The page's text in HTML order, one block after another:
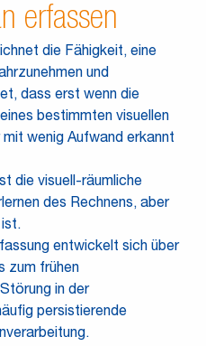
erfassen
die Fähigkeit, eine
und
dass erst wenn die
bestimmten visuellen
wenig Aufwand erkannt
die visuell-räumliche
des Rechnens, aber
entwickelt sich über
zum frühen
in der
persistierende